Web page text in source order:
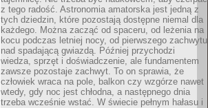
z tego radość. Astronomia amatorska jest jedną z
tych dziedzin, które pozostają dostępne niemal dla
każdego. Można zacząć od spaceru, od leżenia na
kocu podczas letniej nocy, od pierwszego zachwytu
nad spadającą gwiazdą. Później przychodzi
wiedza, sprzęt i doświadczenie, ale fundamentem
zawsze pozostaje zachwyt. To on sprawia, że
człowiek wraca na pole, balkon czy wzgórze nawet
wtedy, gdy noc jest chłodna, a następnego dnia
trzeba wcześnie wstać. W świecie pełnym hałasu i